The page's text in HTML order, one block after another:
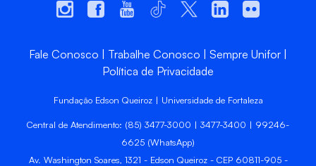
Fale Conosco Trabalhe Conosco
Sempre Unifor
Política de Privacidade
Fundação Edson Queiroz | Universidade de Fortaleza
Central de Atendimento: (85) 3477-3000 | 3477-3400 | 99246-
6625 (WhatsApp)
Av. Washington Soares, 1321 - Edson Queiroz - CEP 60811-905 -